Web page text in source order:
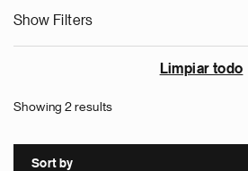
Show Filters
Limpiar todo
Showing 2 results
Sort by